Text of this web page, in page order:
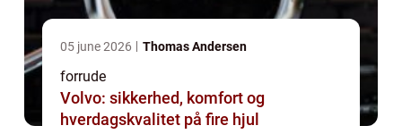
05 june 2026 Thomas Andersen
forrude
Volvo: sikkerhed, komfort og
hverdagskvalitet på fire hjul